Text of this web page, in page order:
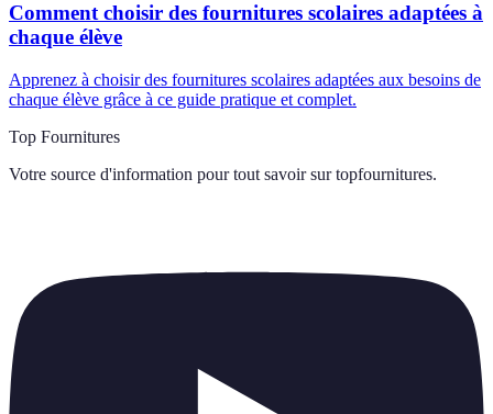
Comment choisir des fournitures scolaires adaptées à
chaque élève
Apprenez à choisir des fournitures scolaires adaptées aux besoins de
chaque élève grâce à ce guide pratique et complet.
Top Fournitures
Votre source d'information pour tout savoir sur topfournitures.